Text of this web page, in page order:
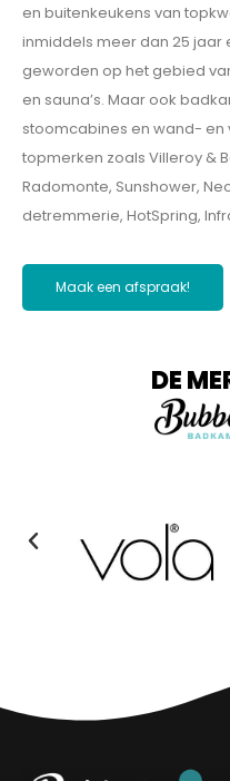
en buitenkeukens van
inmiddels meer dan 25 jaar
geworden op het gebied
en sauna’s. Maar ook
stoomcabines en wand- en
topmerken zoals Villeroy &
Radomonte, Sunshower,
detremmerie, HotSpring,
Maak een afspraak!
DE